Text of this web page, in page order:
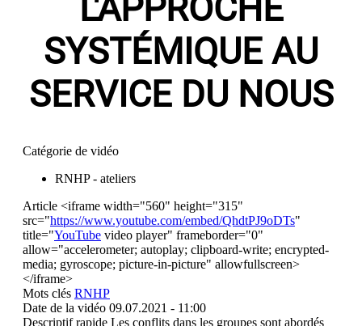
L'APPROCHE
SYSTÉMIQUE AU
SERVICE DU NOUS
Catégorie de vidéo
RNHP - ateliers
Article <iframe width="560" height="315"
src="https://www.youtube.com/embed/QhdtPJ9oDTs"
title="YouTube video player" frameborder="0"
allow="accelerometer; autoplay; clipboard-write; encrypted-
media; gyroscope; picture-in-picture" allowfullscreen>
</iframe>
Mots clés RNHP
Date de la vidéo 09.07.2021 - 11:00
Descriptif rapide Les conflits dans les groupes sont abordés